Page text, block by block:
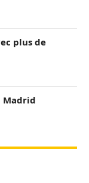
plus de
Madrid